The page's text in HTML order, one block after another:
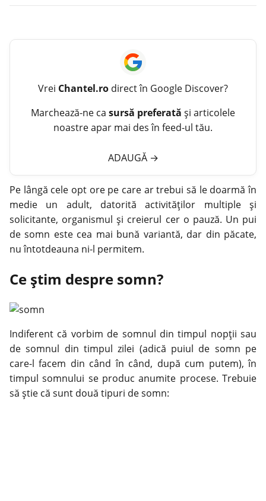
Vrei Chantel.ro direct în Google Discover?
Marchează-ne ca sursă preferată și articolele
noastre apar mai des în feed-ul tău.
ADAUGĂ →
Pe lângă cele opt ore pe care ar trebui să le doarmă în
medie un adult, datorită activităților multiple și
solicitante, organismul și creierul cer o pauză. Un pui
de somn este cea mai bună variantă, dar din păcate,
nu întotdeauna ni-l permitem.
Ce știm despre somn?
Indiferent că vorbim de somnul din timpul nopții sau
de somnul din timpul zilei (adică puiul de somn pe
care-l facem din când în când, după cum putem), în
timpul somnului se produc anumite procese. Trebuie
să știe că sunt două tipuri de somn: